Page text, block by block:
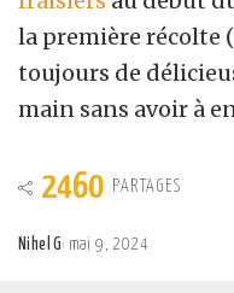
la première récolte
toujours de
main sans avoir à
2460 PARTAGES
Nihel G mai 9, 2024